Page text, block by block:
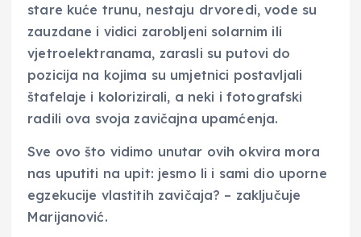
stare kuće trunu, nestaju drvoredi, vode su
zauzdane i vidici zarobljeni solarnim ili
vjetroelektranama, zarasli su putovi do
pozicija na kojima su umjetnici postavljali
štafelaje i kolorizirali, a neki i fotografski
radili ova svoja zavičajna upamćenja.
Sve ovo što vidimo unutar ovih okvira mora
nas uputiti na upit: jesmo li i sami dio uporne
egzekucije vlastitih zavičaja? – zaključuje
Marijanović.